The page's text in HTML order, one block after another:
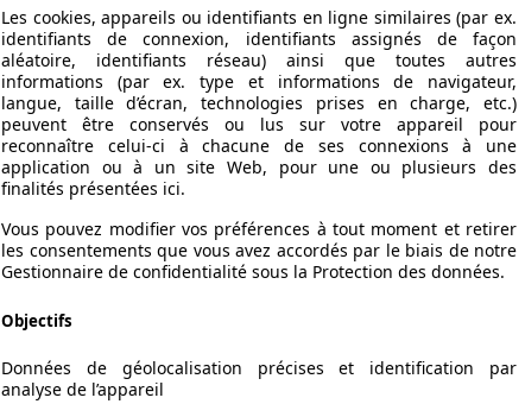
Les cookies, appareils ou identifiants en ligne similaires (par ex.
identifiants de connexion, identifiants assignés de façon
aléatoire, identifiants réseau) ainsi que toutes autres
informations (par ex. type et informations de navigateur,
langue, taille d’écran, technologies prises en charge, etc.)
peuvent être conservés ou lus sur votre appareil pour
reconnaître celui-ci à chacune de ses connexions à une
application ou à un site Web, pour une ou plusieurs des
finalités présentées ici.
Vous pouvez modifier vos préférences à tout moment et retirer
les consentements que vous avez accordés par le biais de notre
Gestionnaire de confidentialité sous la Protection des données.
Objectifs
Données de géolocalisation précises et identification par
analyse de l’appareil